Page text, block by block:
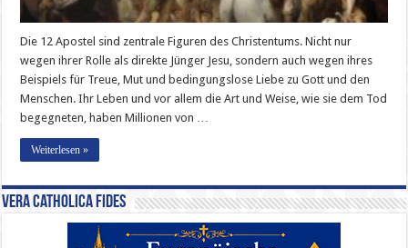
Die 12 Apostel sind zentrale Figuren des Christentums. Nicht nur
wegen ihrer Rolle als direkte Jünger Jesu, sondern auch wegen ihres
Beispiels für Treue, Mut und bedingungslose Liebe zu Gott und den
Menschen. Ihr Leben und vor allem die Art und Weise, wie sie dem Tod
begegneten, haben Millionen von …
Weiterlesen »
Vera Catholica Fides